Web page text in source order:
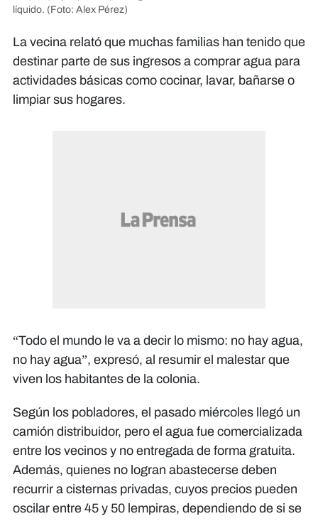
líquido. (Foto: Alex Pérez)
La vecina relató que muchas familias han tenido que
destinar parte de sus ingresos a comprar agua para
actividades básicas como cocinar, lavar, bañarse o
limpiar sus hogares.
“Todo el mundo le va a decir lo mismo: no hay agua,
no hay agua”, expresó, al resumir el malestar que
viven los habitantes de la colonia.
Según los pobladores, el pasado miércoles llegó un
camión distribuidor, pero el agua fue comercializada
entre los vecinos y no entregada de forma gratuita.
Además, quienes no logran abastecerse deben
recurrir a cisternas privadas, cuyos precios pueden
oscilar entre 45 y 50 lempiras, dependiendo de si se